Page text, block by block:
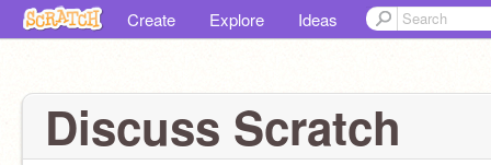
Create Explore Ideas
Discuss Scratch